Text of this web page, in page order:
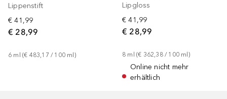
Lippenstift
€ 41,99
€ 28,99
6 ml (€ 483,17 / 100 ml)
Lipgloss
€ 41,99
€ 28,99
8 ml (€ 362,38 / 100 ml )
Online nicht mehr
erhältlich